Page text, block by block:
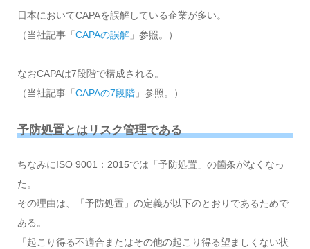
日本においてCAPAを誤解している企業が多い。
（当社記事「 CAPAの誤解」参照。）
なおCAPAは7段階で構成される。
（当社記事「 CAPAの7段階」参照。）
予防処置とはリスク管理である
ちなみにISO 9001：2015では「予防処置」の箇条がなくなっ
た。
その理由は、「予防処置」の定義が以下のとおりであるためで
ある。
「起こり得る不適合またはその他の起こり得る望ましくない状